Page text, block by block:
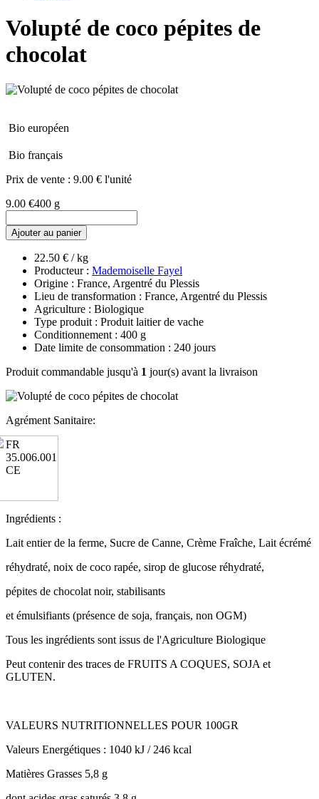
Volupté de coco pépites de
chocolat
Bio européen
Bio français
Prix de vente : 9.00 € l'unité
9.00 €400 g
Ajouter au panier
22.50 € / kg
Producteur : Mademoiselle Fayel
Origine : France, Argentré du Plessis
Lieu de transformation : France, Argentré du Plessis
Agriculture : Biologique
Type produit : Produit laitier de vache
Conditionnement : 400 g
Date limite de consommation : 240 jours
Produit commandable jusqu'à 1 jour(s) avant la livraison
Agrément Sanitaire:
FR
35.006.001
CE
Ingrédients :
Lait entier de la ferme, Sucre de Canne, Crème Fraîche, Lait écrémé
réhydraté, noix de coco rapée, sirop de glucose réhydraté,
pépites de chocolat noir, stabilisants
et émulsifiants (présence de soja, français, non OGM)
Tous les ingrédients sont issus de l'Agriculture Biologique
Peut contenir des traces de FRUITS A COQUES, SOJA et
GLUTEN.
VALEURS NUTRITIONNELLES POUR 100GR
Valeurs Energétiques : 1040 kJ / 246 kcal
Matières Grasses 5,8 g